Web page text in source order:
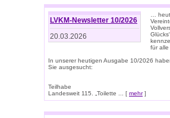
LVKM-Newsletter 10/2026
20.03.2026
…
für
In unserer heutigen Ausgabe 10/2026
Sie ausgesucht:
Teilhabe
Landesweit 115. „Toilette ... [ mehr]